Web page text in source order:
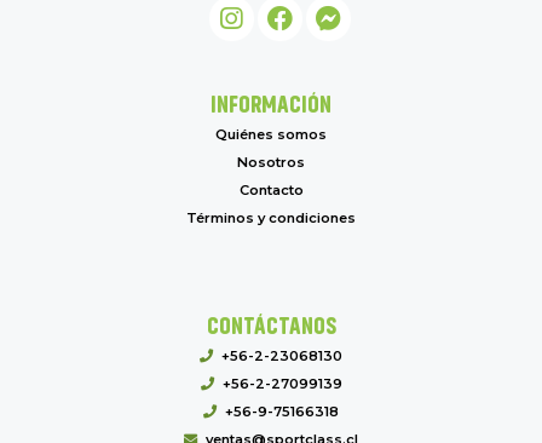
INFORMACIÓN
Quiénes somos
Nosotros
Contacto
Términos y condiciones
CONTÁCTANOS
+56-2-23068130
+56-2-27099139
+56-9-75166318
ventas@sportclass.cl